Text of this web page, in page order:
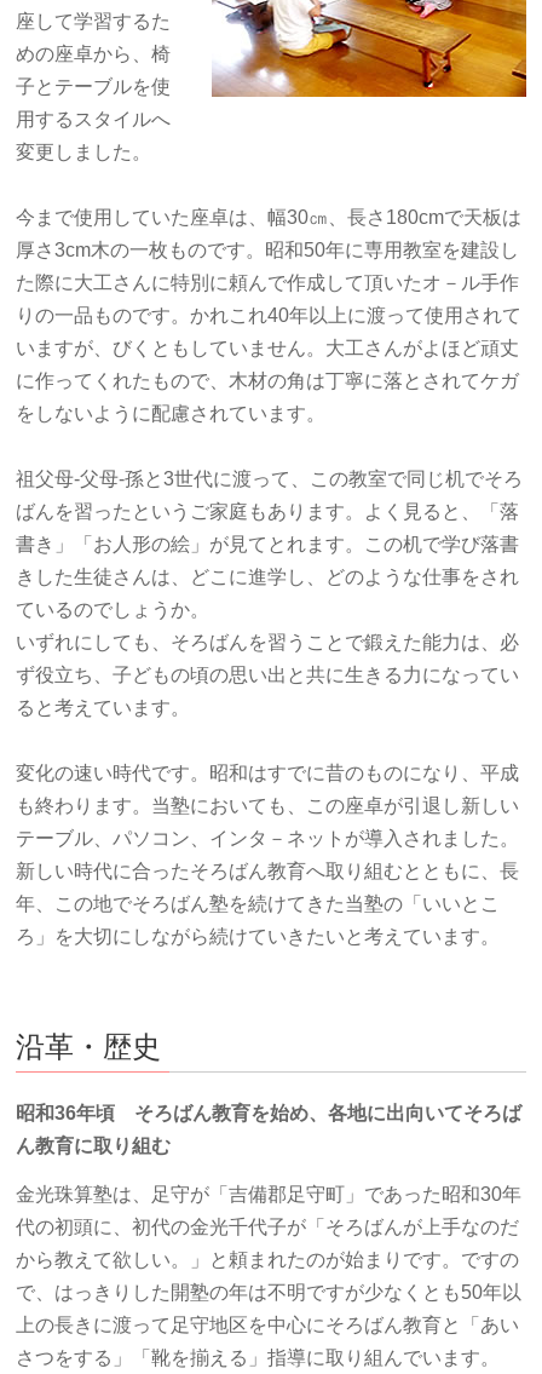
座して学習するた
めの座卓から、椅
子とテーブルを使
用するスタイルへ
変更しました。
今まで使用していた座卓は、幅30㎝、長さ180cmで天板は
厚さ3cm木の一枚ものです。昭和50年に専用教室を建設し
た際に大工さんに特別に頼んで作成して頂いたオ－ル手作
りの一品ものです。かれこれ40年以上に渡って使用されて
いますが、びくともしていません。大工さんがよほど頑丈
に作ってくれたもので、木材の角は丁寧に落とされてケガ
をしないように配慮されています。
祖父母-父母-孫と3世代に渡って、この教室で同じ机でそろ
ばんを習ったというご家庭もあります。よく見ると、「落
書き」「お人形の絵」が見てとれます。この机で学び落書
きした生徒さんは、どこに進学し、どのような仕事をされ
ているのでしょうか。
いずれにしても、そろばんを習うことで鍛えた能力は、必
ず役立ち、子どもの頃の思い出と共に生きる力になってい
ると考えています。
変化の速い時代です。昭和はすでに昔のものになり、平成
も終わります。当塾においても、この座卓が引退し新しい
テーブル、パソコン、インタ－ネットが導入されました。
新しい時代に合ったそろばん教育へ取り組むとともに、長
年、この地でそろばん塾を続けてきた当塾の「いいとこ
ろ」を大切にしながら続けていきたいと考えています。
沿革・歴史
昭和36年頃 そろばん教育を始め、各地に出向いてそろば
ん教育に取り組む
金光珠算塾は、足守が「吉備郡足守町」であった昭和30年
代の初頭に、初代の金光千代子が「そろばんが上手なのだ
から教えて欲しい。」と頼まれたのが始まりです。ですの
で、はっきりした開塾の年は不明ですが少なくとも50年以
上の長きに渡って足守地区を中心にそろばん教育と「あい
さつをする」「靴を揃える」指導に取り組んでいます。